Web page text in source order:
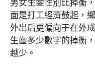
男女生齒性別比掉衡
面是打工經濟鼓起，
外出后更偏向于在外
生齒多少數字的掉衡
越少。